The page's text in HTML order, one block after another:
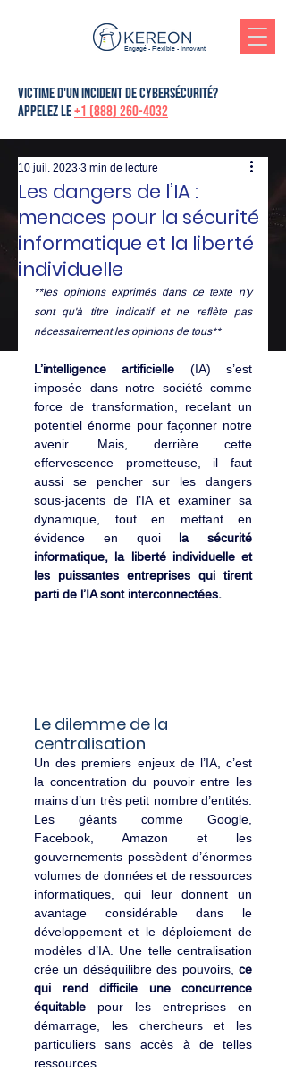
Engagé - Flexible - Innovant
victime d'un incident de cybersécurité?
Appelez le+1 (888) 260-4032
Les dangers de l’IA :
menaces pour la sécurité
informatique et la liberté
individuelle
10 juil. 2023 3 min de lecture
**les opinions exprimés dans ce texte n'y
sont qu'à titre indicatif et ne reflète pas
nécessairement les opinions de tous**
L’intelligence artificielle (IA) s’est
imposée dans notre société comme
force de transformation, recelant un
potentiel énorme pour façonner notre
avenir. Mais, derrière cette
effervescence prometteuse, il faut
aussi se pencher sur les dangers
sous-jacents de l’IA et examiner sa
dynamique, tout en mettant en
évidence en quoi la sécurité
informatique, la liberté individuelle et
les puissantes entreprises qui tirent
parti de l’IA sont interconnectées.
Le dilemme de la
centralisation
Un des premiers enjeux de l’IA, c’est
la concentration du pouvoir entre les
mains d’un très petit nombre d’entités.
Les géants comme Google,
Facebook, Amazon et les
gouvernements possèdent d’énormes
volumes de données et de ressources
informatiques, qui leur donnent un
avantage considérable dans le
développement et le déploiement de
modèles d’IA. Une telle centralisation
crée un déséquilibre des pouvoirs, ce
qui rend difficile une concurrence
équitable pour les entreprises en
démarrage, les chercheurs et les
particuliers sans accès à de telles
ressources.